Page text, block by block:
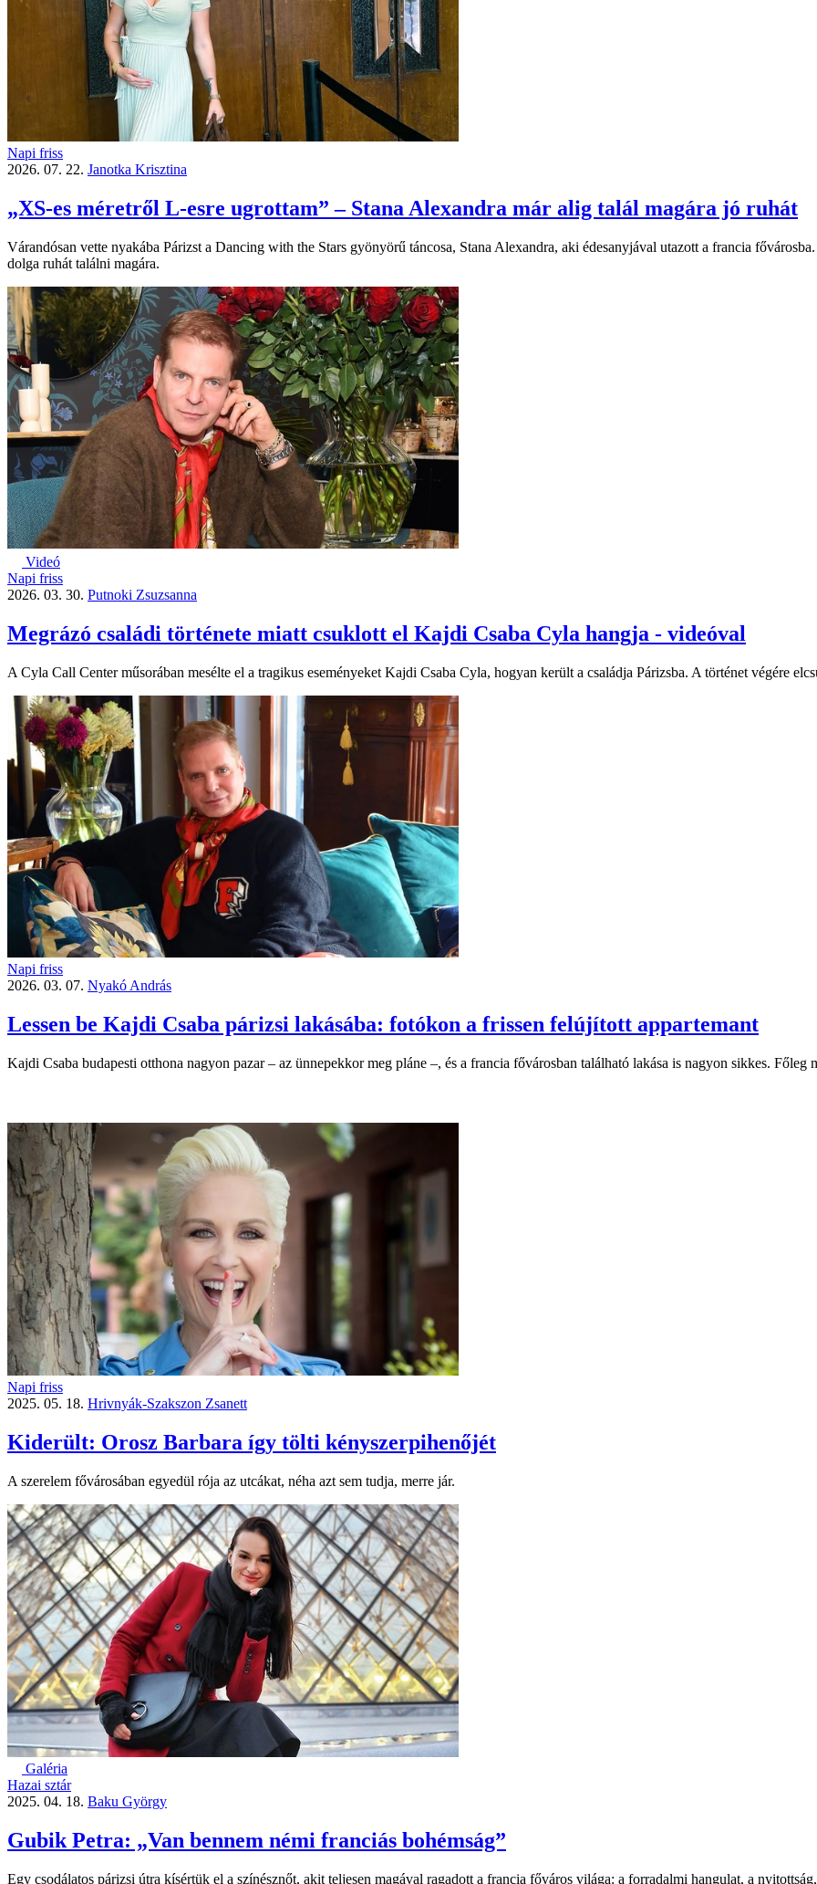
Napi friss
2026. 07. 22. Janotka Krisztina
„XS-es méretről L-esre ugrottam” – Stana Alexandra már alig talál magára jó ruhát
Várandósan vette nyakába Párizst a Dancing with the Stars gyönyörű táncosa, Stana Alexandra, aki édesanyjával utazott a francia
dolga ruhát találni magára.
Videó
Napi friss
2026. 03. 30. Putnoki Zsuzsanna
Megrázó családi története miatt csuklott el Kajdi Csaba Cyla hangja - videóval
A Cyla Call Center műsorában mesélte el a tragikus eseményeket Kajdi Csaba Cyla, hogyan került a családja Párizsba. A történet végére
Napi friss
2026. 03. 07. Nyakó András
Lessen be Kajdi Csaba párizsi lakásába: fotókon a frissen felújított appartemant
Kajdi Csaba budapesti otthona nagyon pazar – az ünnepekkor meg pláne –, és a francia fővárosban található lakása is nagyon sikkes. Főleg
Napi friss
2025. 05. 18. Hrivnyák-Szakszon Zsanett
Kiderült: Orosz Barbara így tölti kényszerpihenőjét
A szerelem fővárosában egyedül rója az utcákat, néha azt sem tudja, merre jár.
Galéria
Hazai sztár
2025. 04. 18. Baku György
Gubik Petra: „Van bennem némi franciás bohémság”
Egy csodálatos párizsi útra kísértük el a színésznőt, akit teljesen magával ragadott a francia főváros világa: a forradalmi hangulat, a